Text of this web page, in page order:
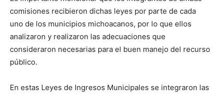
comisiones recibieron dichas leyes por parte de cada
uno de los municipios michoacanos, por lo que ellos
analizaron y realizaron las adecuaciones que
consideraron necesarias para el buen manejo del recurso
público.
En estas Leyes de Ingresos Municipales se integraron las